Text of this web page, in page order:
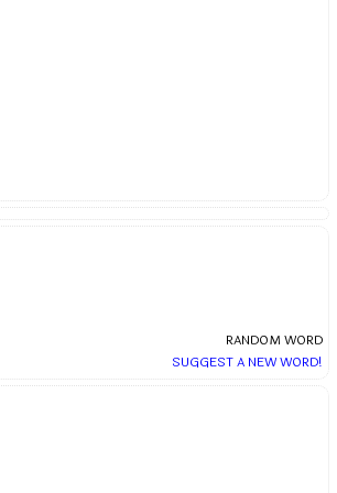
RANDOM WORD
SUGGEST A NEW WORD!